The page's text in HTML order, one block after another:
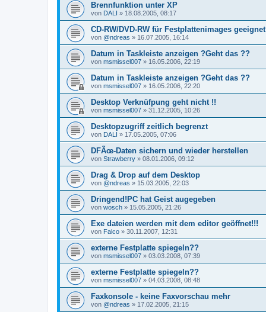
Brennfunktion unter XP
von DALI » 18.08.2005, 08:17
CD-RW/DVD-RW für Festplattenimages
von @ndreas » 16.07.2005, 16:14
Datum in Taskleiste anzeigen ?Geht das ??
von msmissel007 » 16.05.2006, 22:19
Datum in Taskleiste anzeigen ?Geht das ??
von msmissel007 » 16.05.2006, 22:20
Desktop Verknüfpung geht nicht !!
von msmissel007 » 31.12.2005, 10:26
Desktopzugriff zeitlich begrenzt
von DALI » 17.05.2005, 07:06
DFÃœ-Daten sichern und wieder herstellen
von Strawberry » 08.01.2006, 09:12
Drag & Drop auf dem Desktop
von @ndreas » 15.03.2005, 22:03
Dringend!PC hat Geist augegeben
von wosch » 15.05.2005, 21:26
Exe dateien werden mit dem editor geöffnet!!!
von Falco » 30.11.2007, 12:31
externe Festplatte spiegeln??
von msmissel007 » 03.03.2008, 07:39
externe Festplatte spiegeln??
von msmissel007 » 04.03.2008, 08:48
Faxkonsole - keine Faxvorschau mehr
von @ndreas » 17.02.2005, 21:15